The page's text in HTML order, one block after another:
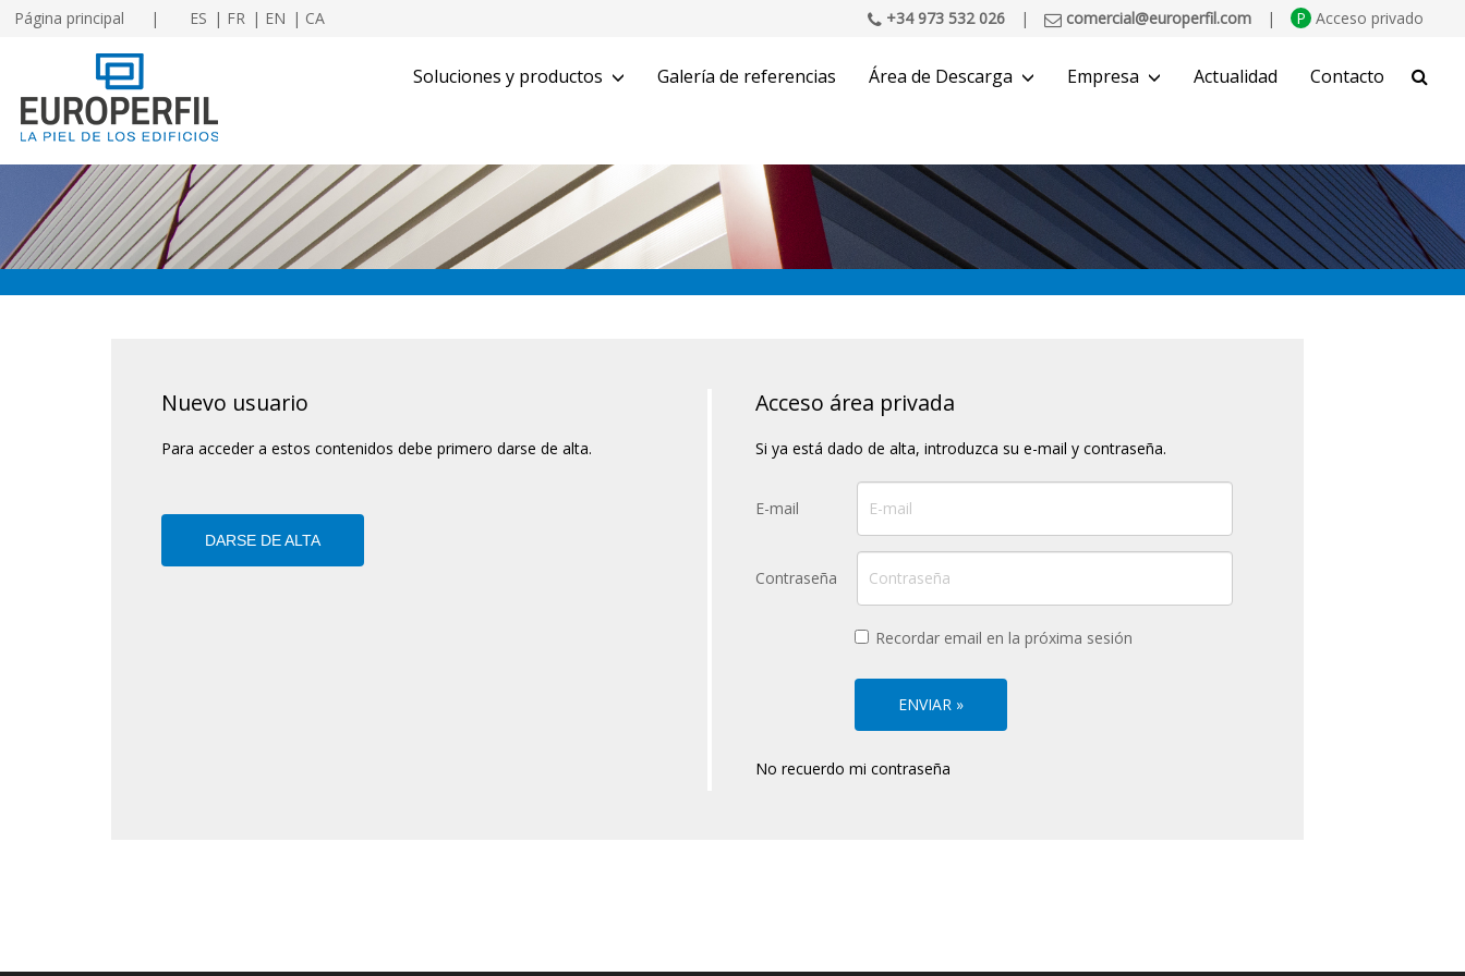
Página principal ES FR EN CA +34 973 532 026 | comercial@europerfil.com | P Acceso privado
Soluciones y productos Galería de referencias Área de Descarga Empresa Actualidad Contacto
BUSCAR
Nuevo usuario
Para acceder a estos contenidos debe primero darse de alta.
DARSE DE ALTA
Acceso área privada
Si ya está dado de alta, introduzca su e-mail y contraseña.
E-mail
Contraseña
Recordar email en la próxima sesión
No recuerdo mi contraseña